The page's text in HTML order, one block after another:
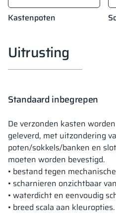
Kastenpoten
Uitrusting
Standaard inbegrepen
De verzonden kasten
geleverd, met uitzondering
poten/sokkels/banken en
moeten worden bevestigd.
• bestand tegen
• scharnieren onzichtbaar
• waterdicht en eenvoudig
• breed scala aan kleuropties.